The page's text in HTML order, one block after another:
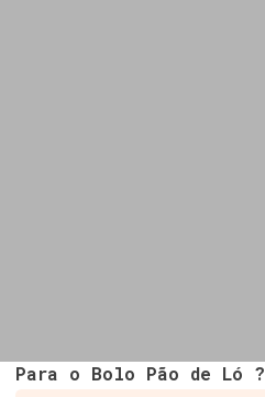
Para o Bolo Pão de Ló ?